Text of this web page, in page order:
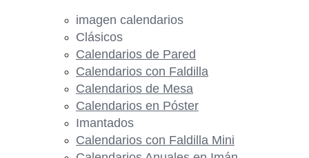
imagen calendarios
Clásicos
Calendarios de Pared
Calendarios con Faldilla
Calendarios de Mesa
Calendarios en Póster
Imantados
Calendarios con Faldilla Mini